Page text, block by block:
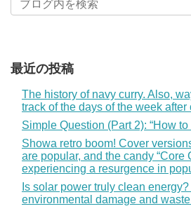
最近の投稿
The history of navy curry. Also,
track of the days of the week
Simple Question (Part 2): “How
Showa retro boom! Cover
are popular, and the candy “Core
experiencing a resurgence in
Is solar power truly clean
environmental damage and